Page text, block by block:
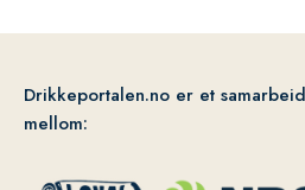
Drikkeportalen.no er et samarbeid
mellom: